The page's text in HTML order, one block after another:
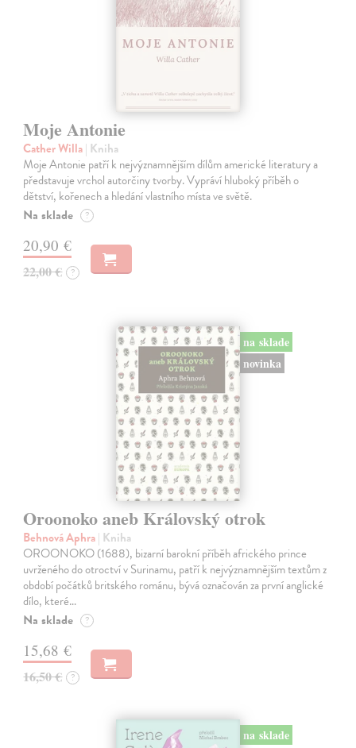
Moje Antonie
Cather Willa| Kniha
Moje Antonie patří k nejvýznamnějším dílům americké literatury a
představuje vrchol autorčiny tvorby. Vypráví hluboký příběh o
dětství, kořenech a hledání vlastního místa ve světě.
Na sklade ?
20,90 €
22,00 € ?
na sklade
novinka
Oroonoko aneb Královský otrok
Behnová Aphra| Kniha
OROONOKO (1688), bizarní barokní příběh afrického prince
uvrženého do otroctví v Surinamu, patří k nejvýznamnějším textům z
období počátků britského románu, bývá označován za první anglické
dílo, které…
Na sklade ?
15,68 €
16,50 € ?
na sklade